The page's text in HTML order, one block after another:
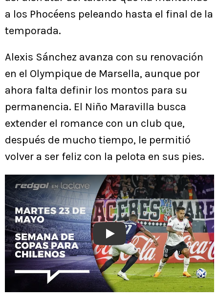
a los Phocéens peleando hasta el final de la
temporada.
Alexis Sánchez avanza con su renovación
en el Olympique de Marsella, aunque por
ahora falta definir los montos para su
permanencia. El Niño Maravilla busca
extender el romance con un club que,
después de mucho tiempo, le permitió
volver a ser feliz con la pelota en sus pies.
Play